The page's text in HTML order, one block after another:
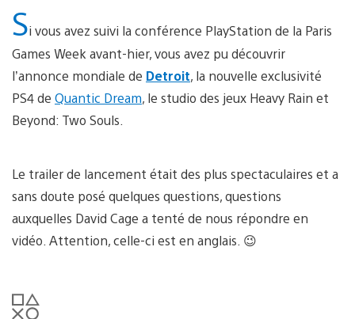
Si vous avez suivi la conférence PlayStation de la Paris
Games Week avant-hier, vous avez pu découvrir
l’annonce mondiale de Detroit, la nouvelle exclusivité
PS4 de Quantic Dream, le studio des jeux Heavy Rain et
Beyond: Two Souls.
Le trailer de lancement était des plus spectaculaires et a
sans doute posé quelques questions, questions
auxquelles David Cage a tenté de nous répondre en
vidéo. Attention, celle-ci est en anglais. 😉